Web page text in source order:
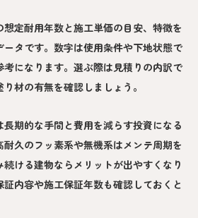
定耐用年数と施工単価の目安、特徴を
ータです。数字は使用条件や下地状態で
になります。選ぶ際は見積りの内訳で
材の有無を確認しましょう。
期的な手間と費用を減らす投資になる
久のフッ素系や無機系はメンテ周期を
ける建物ならメリットが出やすくなり
証内容や施工保証年数も確認しておくと